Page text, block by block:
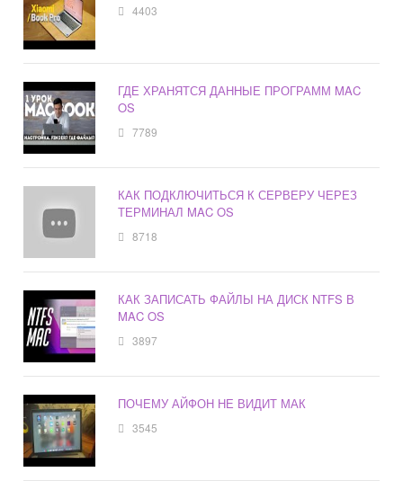
4403
ГДЕ ХРАНЯТСЯ ДАННЫЕ ПРОГРАММ MAC
OS
7789
КАК ПОДКЛЮЧИТЬСЯ К СЕРВЕРУ ЧЕРЕЗ
ТЕРМИНАЛ MAC OS
8718
КАК ЗАПИСАТЬ ФАЙЛЫ НА ДИСК NTFS В
MAC OS
3897
ПОЧЕМУ АЙФОН НЕ ВИДИТ МАК
3545